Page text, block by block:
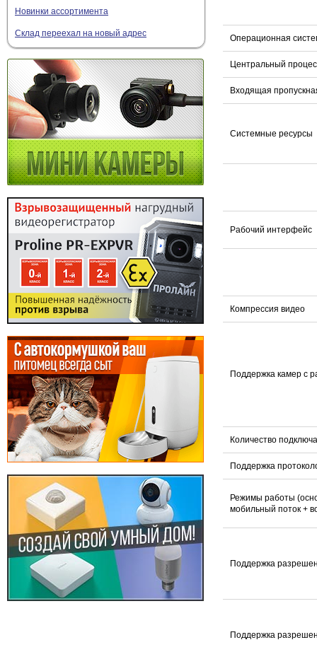
Новинки ассортимента
Склад переехал на новый адрес Операционная
Центральный
Входящая
Системные ресурсы
Рабочий интерфейс
Компрессия видео
Поддержка камер с
Количество
Поддержка
Режимы работы
мобильный поток +
Поддержка
Поддержка